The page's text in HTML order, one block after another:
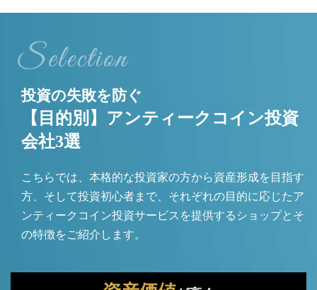
投資の失敗を防ぐ
【目的別】アンティークコイン投資
会社3選
こちらでは、本格的な投資家の方から資産形成を目指す
方、そして投資初心者まで、それぞれの目的に応じたア
ンティークコイン投資サービスを提供するショップとそ
の特徴をご紹介します。